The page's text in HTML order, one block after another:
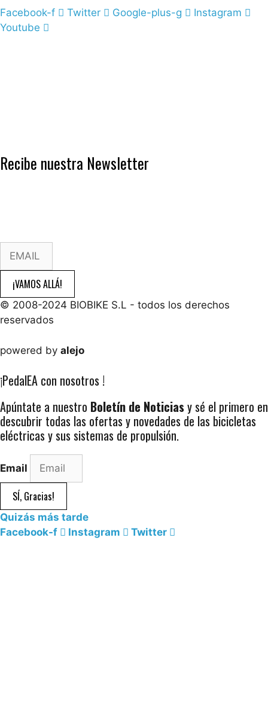
Facebook-f Twitter Google-plus-g
Instagram
Youtube
Recibe nuestra Newsletter
¡VAMOS ALLÁ!
© 2008-2024 BIOBIKE S.L - todos los derechos
reservados
powered by alejo
¡PedalEA con nosotros !
Apúntate a nuestro Boletín de Noticiasy sé el primero en
descubrir todas las ofertas y novedades de las bicicletas
eléctricas y sus sistemas de propulsión.
Email
SÍ, Gracias!
Quizás más tarde
Facebook-f
Instagram Twitter